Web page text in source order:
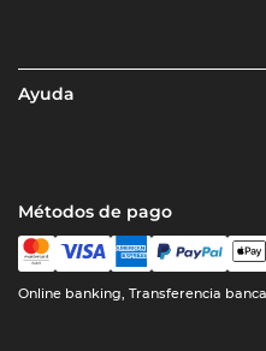
Ayuda
Métodos de pago
Online banking, Transferencia